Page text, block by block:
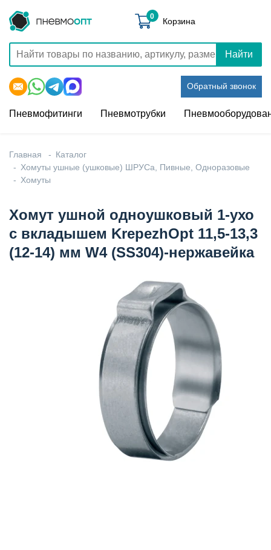
Найти
Обратный звонок
0 Корзина
Пневмофитинги Пневмотрубки
Главная
Каталог
Хомуты ушные (ушковые) ШРУСа, Пивные, Одноразовые
Хомуты
Хомут ушной одноушковый 1-ухо
с вкладышем KrepezhOpt 11,5-13,3
(12-14) мм W4 (SS304)-нержавейка